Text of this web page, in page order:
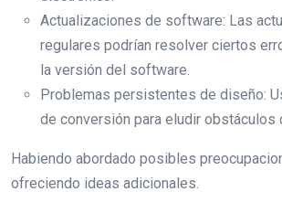
Actualizaciones de software: Las
regulares podrían resolver ciertos
la versión del software.
Problemas persistentes de diseño:
de conversión para eludir obstáculos
Habiendo abordado posibles
ofreciendo ideas adicionales.